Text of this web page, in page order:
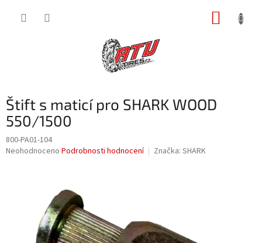
Štift s maticí pro SHARK WOOD
550/1500
800-PA01-104
Průměrné
hvězdiček.
Neohodnoceno Podrobnosti hodnocení Značka: SHARK